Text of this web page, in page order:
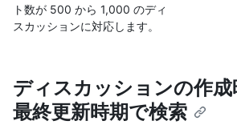
ト数が 500 から 1,000 のディ
スカッションに対応します。
ディスカッションの作
最終更新時期で検索